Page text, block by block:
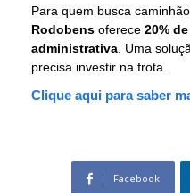
Para quem busca
Rodobens oferece 20%
administrativa . Uma
precisa investir na frota.
Clique aqui para saber
Facebook